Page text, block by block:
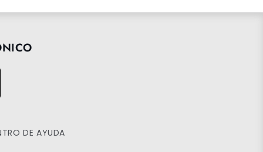
DE AYUDA